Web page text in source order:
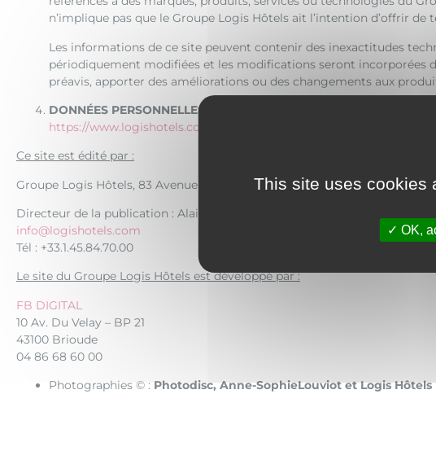
n’implique pas que le Groupe Logis Hôtels ait l’intention d’offrir
Les informations de ce site peuvent contenir des inexactitudes
périodiquement modifiées et les modifications seront incorporées
préavis, apporter des améliorations ou des changements aux
DONNÉES PERSONNELLES
https://www.logishotels.com/fr/footer/donnees-personnelles
Ce site est édité par :
Groupe Logis Hôtels, 83 Avenue d’Italie, 75013 PARIS
Directeur de la publication : Alain Bekaert, Président
info@logishotels.com
Tél : +33.1.45.84.70.00
Le site du Groupe Logis Hôtels est développé par :
FB DIGITAL
10 Av. Du Velay – BP 21
43100 Brioude
04 86 68 60 00
Photographies © : Photodisc, Anne-SophieLouviot et Logis Hôtels
This site uses cookies
OK,